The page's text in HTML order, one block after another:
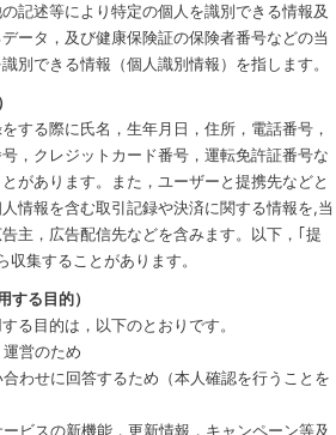
記述等により特定の個人を識別できる情報及
ータ，及び健康保険証の保険者番号などの当
別できる情報（個人識別情報）を指します。
する際に氏名，生年月日，住所，電話番号，
，クレジットカード番号，運転免許証番号な
があります。また，ユーザーと提携先などと
情報を含む取引記録や決済に関する情報を,当
主，広告配信先などを含みます。以下，｢提
集することがあります。
する目的）
る目的は，以下のとおりです。
営のため
わせに回答するため（本人確認を行うことを
ビスの新機能，更新情報，キャンペーン等及